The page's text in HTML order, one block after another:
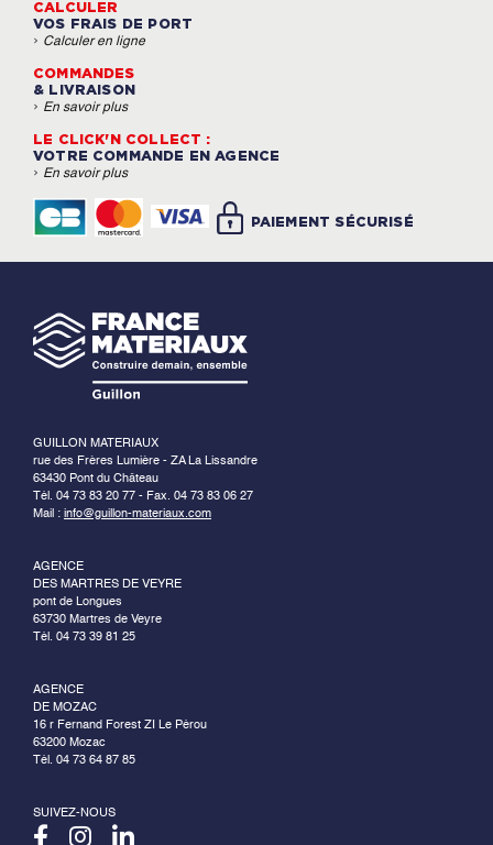
CALCULER
VOS FRAIS DE PORT
› Calculer en ligne
COMMANDES
& LIVRAISON
› En savoir plus
LE CLICK'N COLLECT :
VOTRE COMMANDE EN AGENCE
› En savoir plus
PAIEMENT SÉCURISÉ
GUILLON MATERIAUX
rue des Frères Lumière - ZA La Lissandre
63430 Pont du Château
Tél. 04 73 83 20 77 - Fax. 04 73 83 06 27
Mail : info@guillon-materiaux.com
AGENCE
DES MARTRES DE VEYRE
pont de Longues
63730 Martres de Veyre
Tél. 04 73 39 81 25
AGENCE
DE MOZAC
16 r Fernand Forest ZI Le Pérou
63200 Mozac
Tél. 04 73 64 87 85
SUIVEZ-NOUS